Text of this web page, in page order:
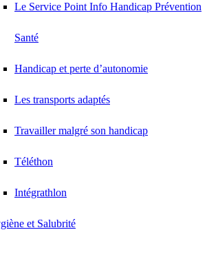
Le Service Point Info Handicap Prévention
Santé
Handicap et perte d’autonomie
Les transports adaptés
Travailler malgré son handicap
Téléthon
Intégrathlon
et Salubrité